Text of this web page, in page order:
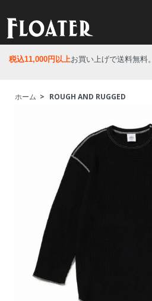
税込11,000円以上お買い上げで送料無料。
ホーム > ROUGH AND RUGGED